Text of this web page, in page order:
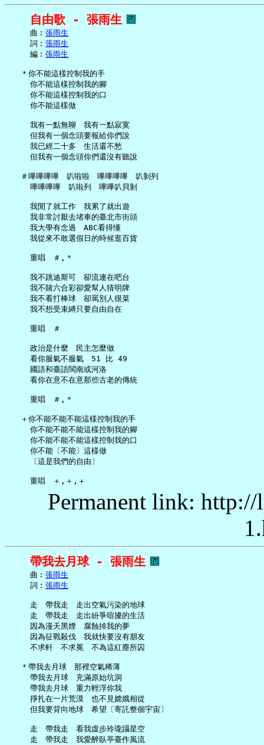
自由歌 - 張雨生
     曲︰
張雨生
     詞︰
張雨生
     編︰
張雨生
   ＊你不能這樣控制我的手
     你不能這樣控制我的腳
     你不能這樣控制我的口
     你不能這樣做
     我有一點無聊　我有一點寂寞
     但我有一個念頭要報給你們說
     我已經二十多　生活還不愁
     但我有一個念頭你們還沒有聽說
   ＃嗶嗶嗶嗶　叭啦啦　嗶嗶嗶嗶　叭剝列
     嗶嗶嗶嗶　叭啦列　嗶嗶叭貝剝
     我閒了就工作　我累了就出遊
     我非常討厭去堵車的臺北市街頭
     我大學有念過　ABC看得懂
     我從來不敢選假日的時候逛百貨
     重唱　＃,＊
     我不跳迪斯可　卻流連在吧台
     我不賭六合彩卻愛幫人猜明牌
     我不看打棒球　卻罵別人很菜
     我不想受束縛只要自由自在
     重唱　＃
     政治是什麼　民主怎麼做
     看你服氣不服氣　51 比 49
     國語和臺語閩南或河洛
     看你在意不在意那些古老的傳統
     重唱　＃,＊
   ＋你不能不能不能這樣控制我的手
     你不能不能不能這樣控制我的腳
     你不能不能不能這樣控制我的口
     你不能〔不能〕這樣做
     〔這是我們的自由〕
Permanent link:
帶我去月球 - 張雨生
     曲︰
張雨生
     詞︰
張雨生
     走　帶我走　走出空氣污染的地球
     走　帶我走　走出紛爭喧擾的生活
     因為漫天黑煙　腐蝕掉我的夢
     因為征戰殺伐　我就快要沒有朋友
     不求軒　不求冕　不為這紅塵所囚
   ＊帶我去月球　那裡空氣稀薄
     帶我去月球　充滿原始坑洞
     帶我去月球　重力輕浮你我
     掙扎在一片荒漠　也不見嫦娥相從
     但我要背向地球　希望〔寄託整個宇宙〕
     走　帶我走　看我虛步玲瓏躡星空
     走　帶我走　我愛醉臥亭臺作風流